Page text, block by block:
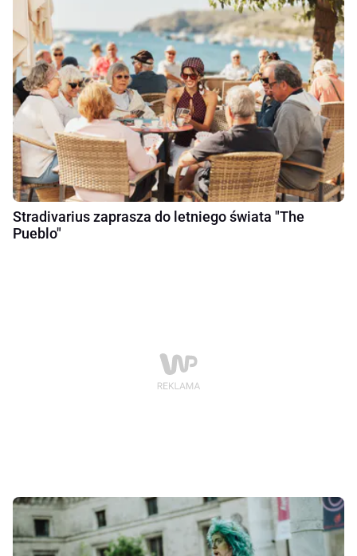
Stradivarius zaprasza do letniego świata "The
Pueblo"